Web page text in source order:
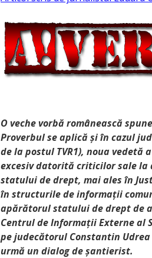
O veche vorbă românească
Proverbul se aplică și în cazul
de la postul TVR1), noua
excesiv datorită criticilor sale
statului de drept, mai ales în
în structurile de informații
apărătorul statului de drept de
Centrul de Informații Externe
pe judecătorul Constantin
urmă un dialog de șantierist.